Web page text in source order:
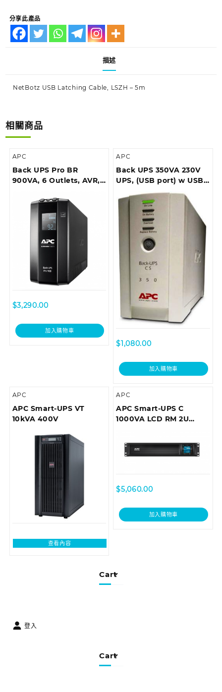
Cart
分享此產品
描述
NetBotz USB Latching Cable, LSZH – 5m
相關商品
APC
Back UPS Pro BR
900VA, 6 Outlets, AVR,
$3,290.00
加入購物車
APC
Back UPS 350VA 230V
UPS, (USB port) w USB
$1,080.00
加入購物車
APC
APC Smart-UPS VT
10kVA 400V
查看內容
APC
APC Smart-UPS C
1000VA LCD RM 2U
add network card)
$5,060.00
加入購物車
登入
Cart